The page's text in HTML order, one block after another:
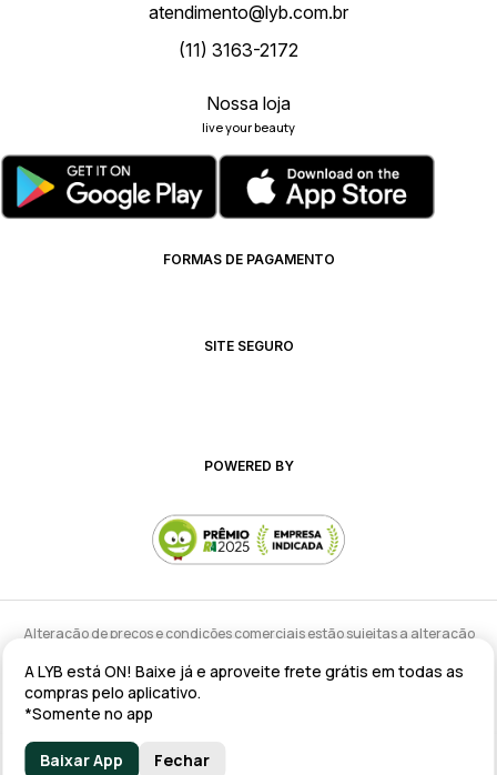
atendimento@lyb.com.br
(11) 3163-2172
Nossa loja
live your beauty
FORMAS DE PAGAMENTO
SITE SEGURO
POWERED BY
Alteração de preços e condições comerciais estão sujeitas a alteração
lyb @ 2025 - Av. Talma Rodrigues Ribeiro, 147 - Galpão 02 MOD
A/B/C/D/E, Sala 09 Serra - ES CEP: 29173-795 - CNPJ: 43.008.535/0001-11
A LYB está ON! Baixe já e aproveite frete grátis em todas as
compras pelo aplicativo.
*Somente no app
Baixar App Fechar